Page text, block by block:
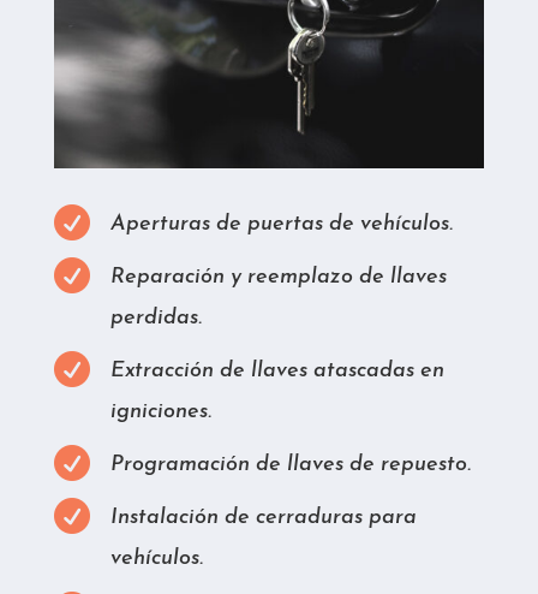
 Aperturas de puertas de vehículos.

Reparación y reemplazo de llaves
perdidas.

Extracción de llaves atascadas en
igniciones.
 Programación de llaves de repuesto.

Instalación de cerraduras para
vehículos.